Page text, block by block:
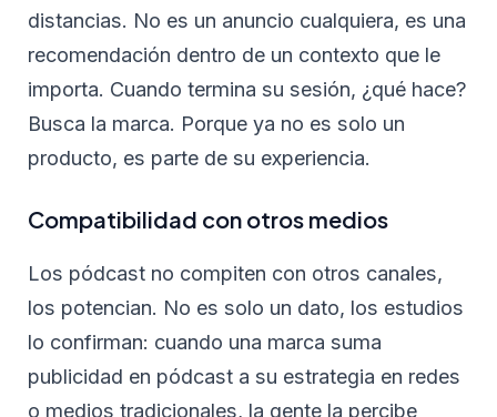
distancias. No es un anuncio cualquiera, es una
recomendación dentro de un contexto que le
importa. Cuando termina su sesión, ¿qué hace?
Busca la marca. Porque ya no es solo un
producto, es parte de su experiencia.
Compatibilidad con otros medios
Los pódcast no compiten con otros canales,
los potencian. No es solo un dato, los estudios
lo confirman: cuando una marca suma
publicidad en pódcast a su estrategia en redes
o medios tradicionales, la gente la percibe